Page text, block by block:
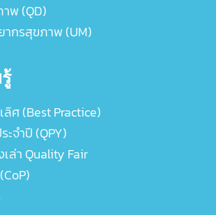
พ (QD)
กรสุขภาพ (UM)
ศ (Best Practice)
จำปี (QPY)
เล่า Quality Fair